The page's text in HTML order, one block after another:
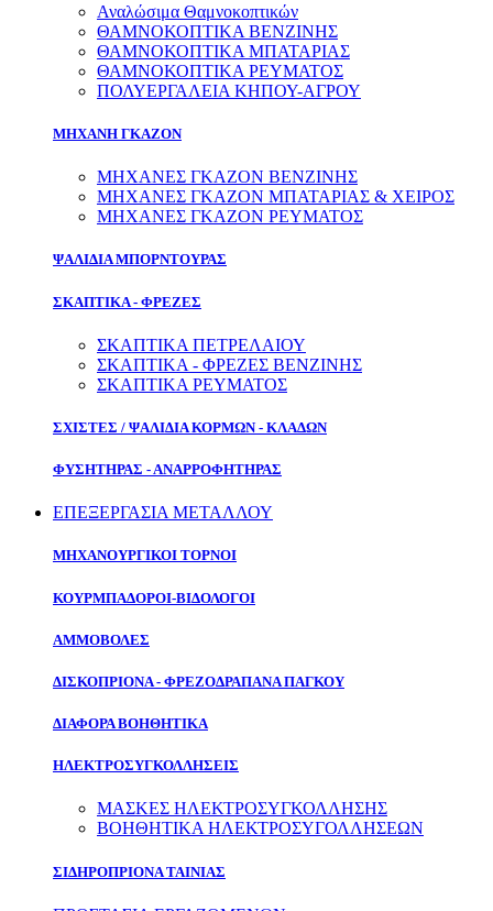
Αναλώσιμα Θαμνοκοπτικών
ΘΑΜΝΟΚΟΠΤΙΚΑ ΒΕΝΖΙΝΗΣ
ΘΑΜΝΟΚΟΠΤΙΚΑ ΜΠΑΤΑΡΙΑΣ
ΘΑΜΝΟΚΟΠΤΙΚΑ ΡΕΥΜΑΤΟΣ
ΠΟΛΥΕΡΓΑΛΕΙΑ ΚΗΠΟΥ-ΑΓΡΟΥ
ΜΗΧΑΝΗ ΓΚΑΖΟΝ
ΜΗΧΑΝΕΣ ΓΚΑΖΟΝ ΒΕΝΖΙΝΗΣ
ΜΗΧΑΝΕΣ ΓΚΑΖΟΝ ΜΠΑΤΑΡΙΑΣ & ΧΕΙΡΟΣ
ΜΗΧΑΝΕΣ ΓΚΑΖΟΝ ΡΕΥΜΑΤΟΣ
ΨΑΛΙΔΙΑ ΜΠΟΡΝΤΟΥΡΑΣ
ΣΚΑΠΤΙΚΑ - ΦΡΕΖΕΣ
ΣΚΑΠΤΙΚΑ ΠΕΤΡΕΛΑΙΟΥ
ΣΚΑΠΤΙΚΑ - ΦΡΕΖΕΣ ΒΕΝΖΙΝΗΣ
ΣΚΑΠΤΙΚΑ ΡΕΥΜΑΤΟΣ
ΣΧΙΣΤΕΣ / ΨΑΛΙΔΙΑ ΚΟΡΜΩΝ - ΚΛΑΔΩΝ
ΦΥΣΗΤΗΡΑΣ - ΑΝΑΡΡΟΦΗΤΗΡΑΣ
ΕΠΕΞΕΡΓΑΣΙΑ ΜΕΤΑΛΛΟΥ
ΜΗΧΑΝΟΥΡΓΙΚΟΙ ΤΟΡΝΟΙ
ΚΟΥΡΜΠΑΔΟΡΟΙ-ΒΙΔΟΛΟΓΟΙ
ΑΜΜΟΒΟΛΕΣ
ΔΙΣΚΟΠΡΙΟΝΑ - ΦΡΕΖΟΔΡΑΠΑΝΑ ΠΑΓΚΟΥ
ΔΙΑΦΟΡΑ ΒΟΗΘΗΤΙΚΑ
ΗΛΕΚΤΡΟΣΥΓΚΟΛΛΗΣΕΙΣ
ΜΑΣΚΕΣ ΗΛΕΚΤΡΟΣΥΓΚΟΛΛΗΣΗΣ
ΒΟΗΘΗΤΙΚΑ ΗΛΕΚΤΡΟΣΥΓΟΛΛΗΣΕΩΝ
ΣΙΔΗΡΟΠΡΙΟΝΑ ΤΑΙΝΙΑΣ